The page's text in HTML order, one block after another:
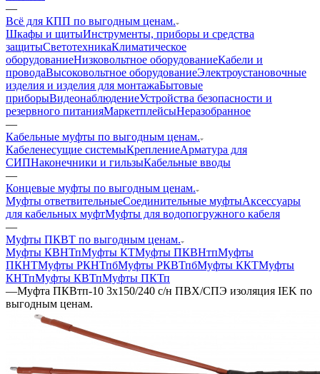
—
Всё для КПП по выгодным ценам.
Шкафы и щитыИнструменты, приборы и средства
защитыСветотехникаКлиматическое
оборудованиеНизковольтное оборудованиеКабели и
проводаВысоковольтное оборудованиеЭлектроустановочные
изделия и изделия для монтажаБытовые
приборыВидеонаблюдениеУстройства безопасности и
резервного питанияМаркетплейсыНеразобранное
—
Кабельные муфты по выгодным ценам.
Кабеленесущие системыКреплениеАрматура для
СИПНаконечники и гильзыКабельные вводы
—
Концевые муфты по выгодным ценам.
Муфты ответвительныеСоединительные муфтыАксессуары
для кабельных муфтМуфты для водопогружного кабеля
—
Муфты ПКВТ по выгодным ценам.
Муфты КВНТпМуфты КТМуфты ПКВНтпМуфты
ПКНТМуфты РКНТпбМуфты РКВТпбМуфты ККТМуфты
КНТпМуфты КВТпМуфты ПКТп
—Муфта ПКВтп-10 3х150/240 с/н ПВХ/СПЭ изоляция IEK по
выгодным ценам.